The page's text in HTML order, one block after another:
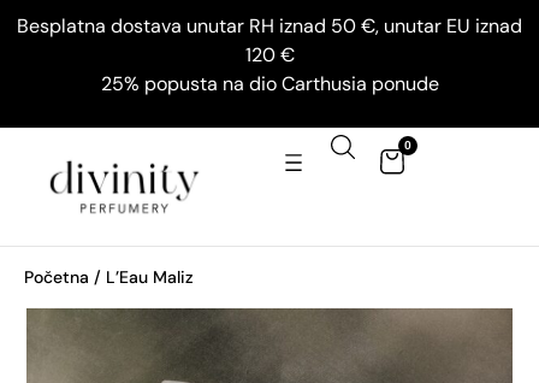
Besplatna dostava unutar RH iznad 50 €, unutar EU iznad
120 €
25% popusta na dio Carthusia ponude
0
Početna / L’Eau Maliz